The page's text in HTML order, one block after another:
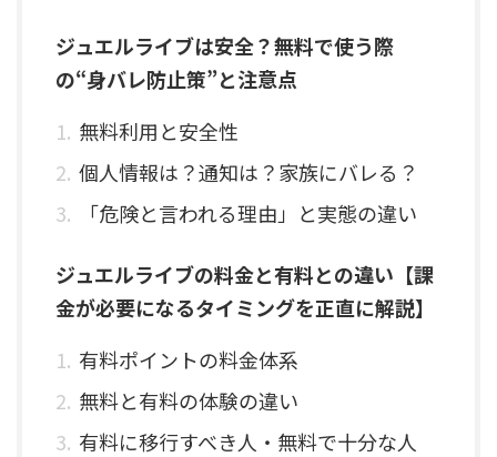
ジュエルライブは安全？無料で使う際
の“身バレ防止策”と注意点
無料利用と安全性
個人情報は？通知は？家族にバレる？
「危険と言われる理由」と実態の違い
ジュエルライブの料金と有料との違い【課
金が必要になるタイミングを正直に解説】
有料ポイントの料金体系
無料と有料の体験の違い
有料に移行すべき人・無料で十分な人